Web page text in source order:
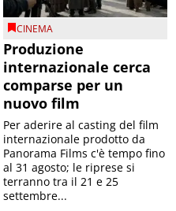
CINEMA
Produzione
internazionale cerca
comparse per un
nuovo film
Per aderire al casting del film
internazionale prodotto da
Panorama Films c'è tempo fino
al 31 agosto; le riprese si
terranno tra il 21 e 25
settembre...